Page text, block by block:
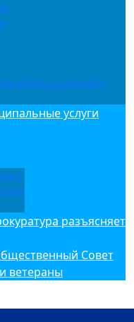
малого и среднего
услуги
разъясняет
Совет
ветераны